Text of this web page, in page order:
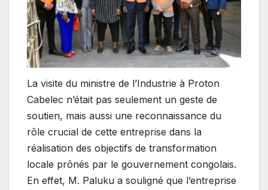
La visite du ministre de l’Industrie à Proton
Cabelec n’était pas seulement un geste de
soutien, mais aussi une reconnaissance du
rôle crucial de cette entreprise dans la
réalisation des objectifs de transformation
locale prônés par le gouvernement congolais.
En effet, M. Paluku a souligné que l’entreprise